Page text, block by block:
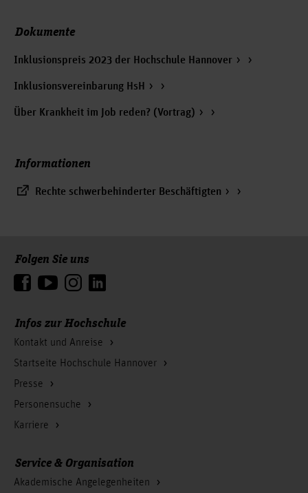
Dokumente
Inklusionspreis 2023 der Hochschule Hannover
Inklusionsvereinbarung HsH
Über Krankheit im Job reden? (Vortrag)
Informationen
Rechte schwerbehinderter Beschäftigten
Infos zur Hochschule
Kontakt und Anreise
Startseite Hochschule Hannover
Presse
Personensuche
Karriere
Folgen Sie uns
Service & Organisation
Akademische Angelegenheiten